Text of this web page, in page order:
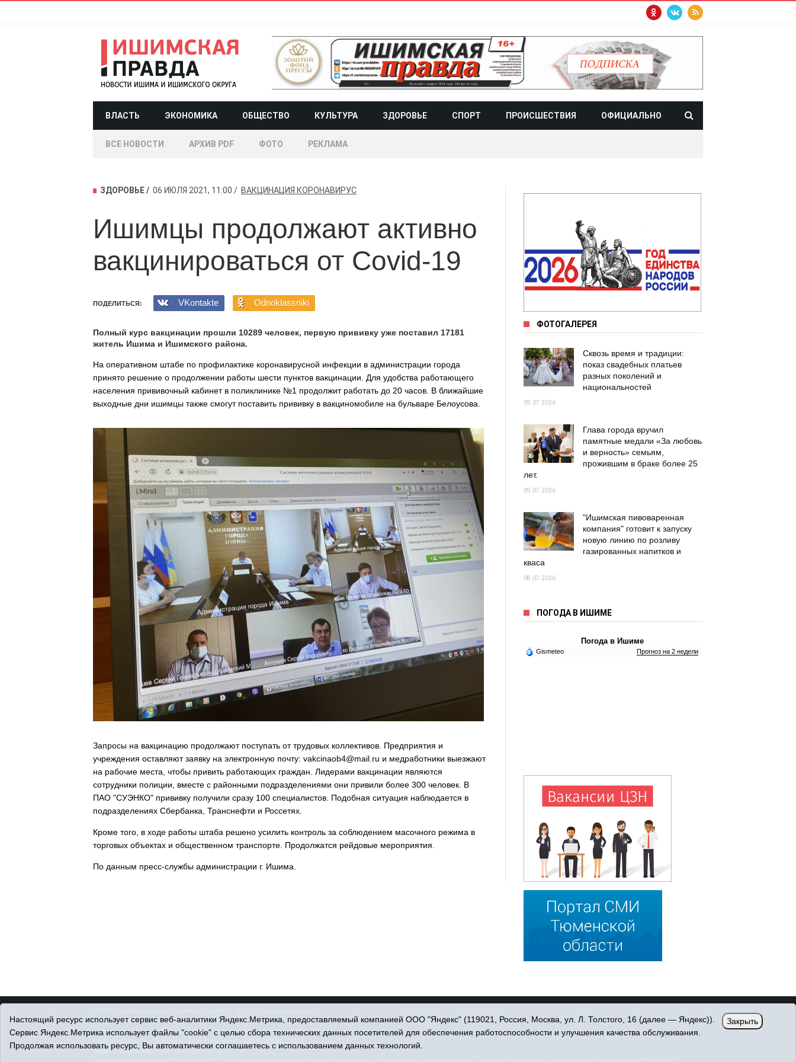
ВЛАСТЬ ЭКОНОМИКА ОБЩЕСТВО КУЛЬТУРА ЗДОРОВЬЕ СПОРТ ПРОИСШЕСТВИЯ ОФИЦИАЛЬНО
ВСЕ НОВОСТИ АРХИВ PDF ФОТО РЕКЛАМА
ЗДОРОВЬЕ 06 ИЮЛЯ 2021, 11:00 ВАКЦИНАЦИЯ КОРОНАВИРУС
Ишимцы продолжают активно
вакцинироваться от Covid-19
ПОДЕЛИТЬСЯ: VKontakte Odnoklassniki
Полный курс вакцинации прошли 10289 человек, первую прививку уже поставил 17181
житель Ишима и Ишимского района.
На оперативном штабе по профилактике коронавирусной инфекции в администрации города
принято решение о продолжении работы шести пунктов вакцинации. Для удобства работающего
населения прививочный кабинет в поликлинике №1 продолжит работать до 20 часов. В ближайшие
выходные дни ишимцы также смогут поставить прививку в вакциномобиле на бульваре Белоусова.
Запросы на вакцинацию продолжают поступать от трудовых коллективов. Предприятия и
учреждения оставляют заявку на электронную почту: vakcinaob4@mail.ru и медработники выезжают
на рабочие места, чтобы привить работающих граждан. Лидерами вакцинации являются
сотрудники полиции, вместе с районными подразделениями они привили более 300 человек. В
ПАО "СУЭНКО" прививку получили сразу 100 специалистов. Подобная ситуация наблюдается в
подразделениях Сбербанка, Транснефти и Россетях.
Кроме того, в ходе работы штаба решено усилить контроль за соблюдением масочного режима в
торговых объектах и общественном транспорте. Продолжатся рейдовые мероприятия.
По данным пресс-службы администрации г. Ишима.
ФОТОГАЛЕРЕЯ
Сквозь время и традиции:
показ свадебных платьев
разных поколений и
национальностей
09.07.2026
Глава города вручил
памятные медали «За любовь
и верность» семьям,
прожившим в браке более 25
лет.
09.07.2026
"Ишимская пивоваренная
компания" готовит к запуску
новую линию по розливу
газированных напитков и
кваса
08.07.2026
ПОГОДА В ИШИМЕ
Погода в Ишиме
Gismeteo Прогноз на 2 недели
© При использовании материалов ссылка обязательна.
Адрес редакции: 627750 Тюменская область, г. Ишим, ул. Пономарёва, 39.
Адрес электронной почты:IshimPravda-1@obl72.ru
Настоящий ресурс использует сервис веб-аналитики Яндекс.Метрика, предоставляемый компанией ООО "Яндекс" (119021, Россия, Москва, ул. Л. Толстого, 16 (далее — Яндекс)).
Сервис Яндекс.Метрика использует файлы "cookie" с целью сбора технических данных посетителей для обеспечения работоспособности и улучшения качества обслуживания.
Продолжая использовать ресурс, Вы автоматически соглашаетесь с использованием данных технологий.
Закрыть